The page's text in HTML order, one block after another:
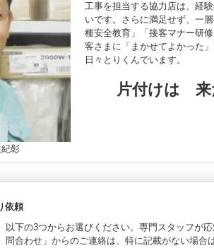
彰
工事を担当する協力店は、経
いです。さらに満足せず、一
種安全教育」「接客マナー研
客さまに「まかせてよかった
日々とりくんでいます。
片付けは 来
依頼
以下の3つからお選びください。専門スタッフが
問合わせ」からのご連絡は、特に記載がない場合